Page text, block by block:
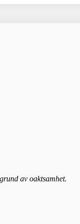
av oaktsamhet.